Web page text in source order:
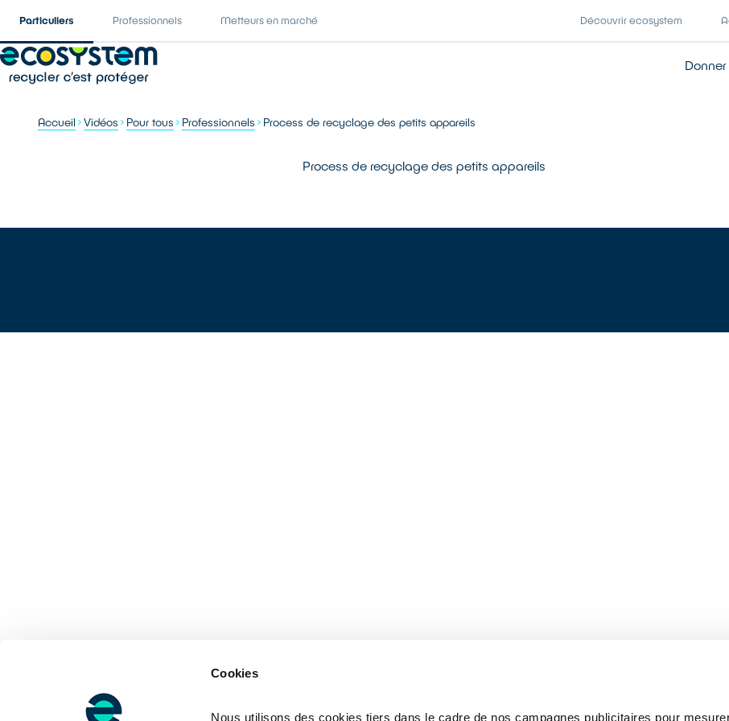
Cookies
Nous utilisons des cookies tiers dans le cadre de nos campagnes publicitaires pour
Particuliers Professionnels Metteurs en marché Découvrir ecosystem
Accueil Vidéos Pour tous Professionnels Process de recyclage des petits appareils
Process de recyclage des petits appareils